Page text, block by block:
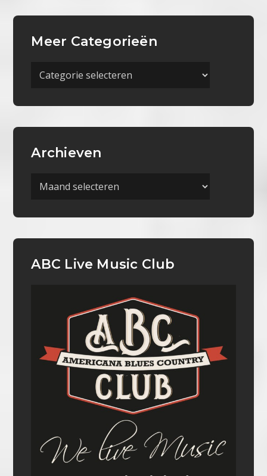
Meer Categorieën
Meer
Archieven
Archieven
ABC Live Music Club